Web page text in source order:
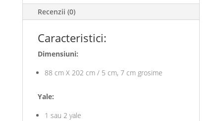
Recenzii (0)
Caracteristici:
Dimensiuni:
88 cm X 202 cm / 5 cm, 7 cm grosime
Yale:
1 sau 2 yale